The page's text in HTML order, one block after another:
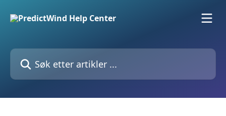
Søk etter artikler ...